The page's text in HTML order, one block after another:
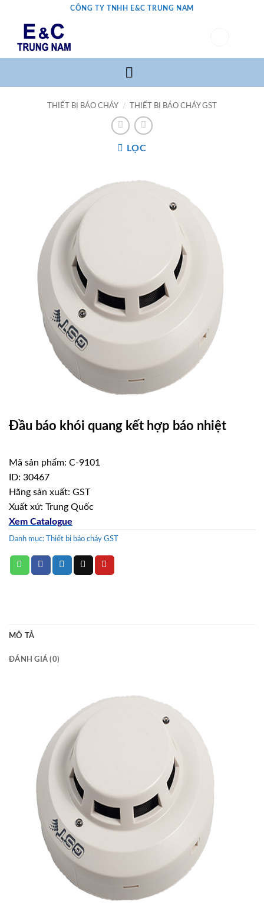
dung
CÔNG TY TNHH E&C TRUNG NAM
THIẾT BỊ BÁO CHÁY / THIẾT BỊ BÁO CHÁY GST
LỌC
Đầu báo khói quang kết hợp báo nhiệt
Mã sản phẩm: C-9101
ID: 30467
Hãng sản xuất: GST
Xuất xứ: Trung Quốc
Xem Catalogue
Danh mục: Thiết bị báo cháy GST
MÔ TẢ
ĐÁNH GIÁ (0)